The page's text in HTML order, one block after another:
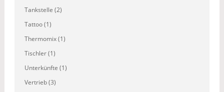
Tankstelle (2)
Tattoo (1)
Thermomix (1)
Tischler (1)
Unterkünfte (1)
Vertrieb (3)